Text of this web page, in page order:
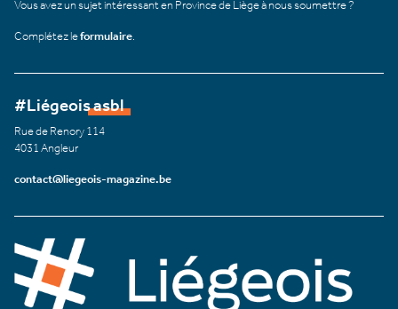
Vous avez un sujet intéressant en Province de Liège à nous soumettre ?
Complétez leformulaire
#Liégeois asbl
Rue de Renory 114
4031 Angleur
contact@liegeois-magazine.be